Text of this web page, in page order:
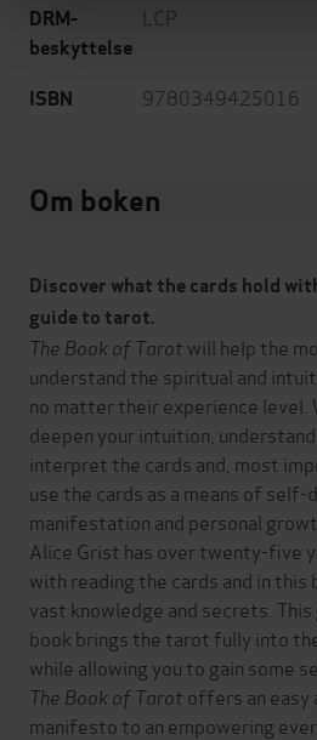
DRM-
beskyttelse
LCP
ISBN 9780349425016
Om boken
Discover what the cards hold
guide to tarot.
The Book of Tarot will help the
understand the spiritual and
no matter their experience level.
deepen your intuition,
interpret the cards and, most
use the cards as a means of self-
manifestation and personal
Alice Grist has over twenty-five
with reading the cards and in this
vast knowledge and secrets.
book brings the tarot fully into
while allowing you to gain some
The Book of Tarot offers an easy
manifesto to an empowering